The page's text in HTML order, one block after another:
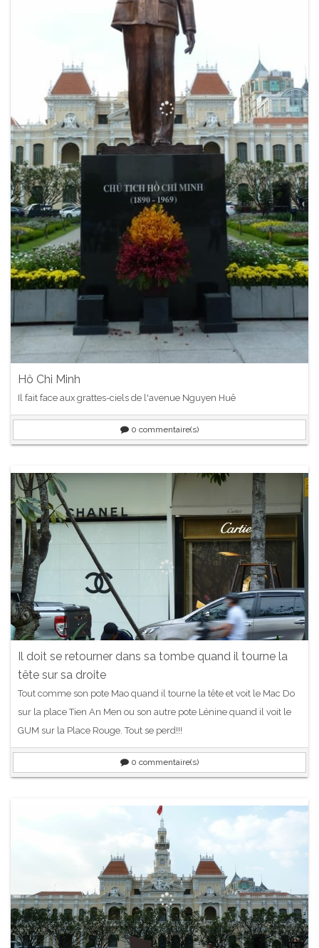
Hô Chi Minh
Il fait face aux grattes-ciels de l'avenue Nguyen Huê
0 commentaire(s)
Il doit se retourner dans sa tombe quand il tourne la
tête sur sa droite
Tout comme son pote Mao quand il tourne la tête et voit le Mac Do
sur la place Tien An Men ou son autre pote Lénine quand il voit le
GUM sur la Place Rouge. Tout se perd!!!
0 commentaire(s)